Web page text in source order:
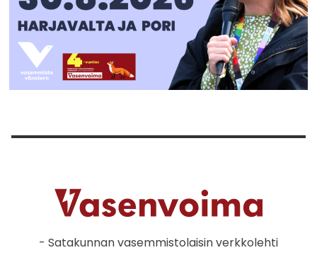
- Satakunnan vasemmistolaisin verkkolehti